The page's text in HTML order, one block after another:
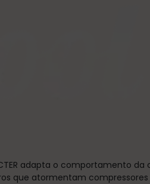
adapta o comportamento da
que atormentam